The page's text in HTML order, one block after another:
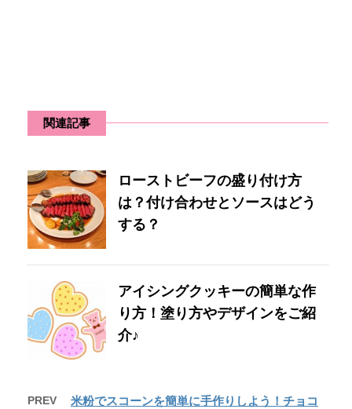
関連記事
ローストビーフの盛り付け方
は？付け合わせとソースはどう
する？
アイシングクッキーの簡単な作
り方！塗り方やデザインをご紹
介♪
PREV
米粉でスコーンを簡単に手作りしよう！チョコ